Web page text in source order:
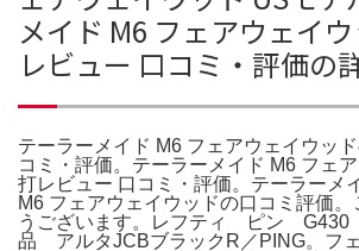
メイド M6 フェアウェイ
レビュー 口コミ・評価の
テーラーメイド M6 フェアウェイウッ
コミ・評価。テーラーメイド M6 フェ
打レビュー 口コミ・評価。テーラーメ
M6 フェアウェイウッドの口コミ評価。
うございます。レフティ ピン
品 アルタJCBブラックR／PING。フェ